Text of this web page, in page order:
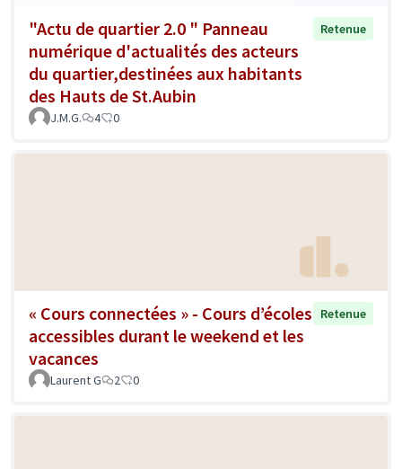
"Actu de quartier 2.0 " Panneau
numérique d'actualités des acteurs
du quartier,destinées aux habitants
des Hauts de St.Aubin
Retenue
J.M.G. 4 0
« Cours connectées » - Cours d’écoles
accessibles durant le weekend et les
vacances
Retenue
Laurent G 2 0